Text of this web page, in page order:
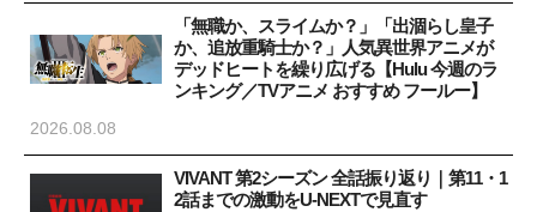
「無職か、スライムか？」「出涸らし皇子
か、追放重騎士か？」人気異世界アニメが
デッドヒートを繰り広げる【Hulu 今週のラ
ンキング／TVアニメ おすすめ フールー】
2026.08.08
VIVANT 第2シーズン 全話振り返り｜第11・1
2話までの激動をU-NEXTで見直す